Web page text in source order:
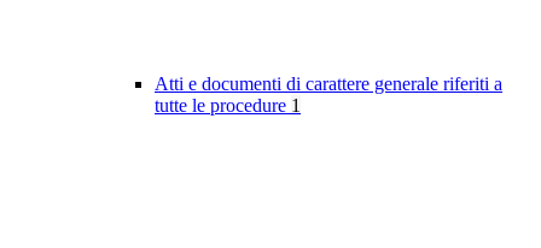
Atti e documenti di carattere generale riferiti a
tutte le procedure 1